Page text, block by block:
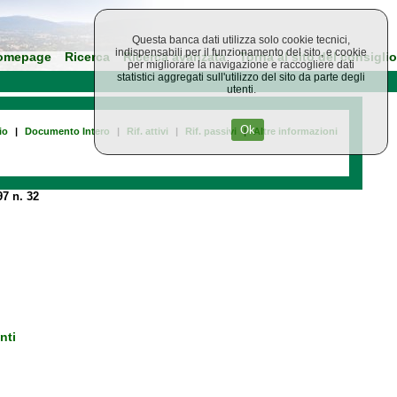
Ricerca Ricerca avanzata Torna al sito del consiglio
| Documento Intero | Rif. attivi | Rif. passivi | Altre informazioni
n. 32
Questa banca dati utilizza solo cookie tecnici,
indispensabili per il funzionamento del sito, e cookie
per migliorare la navigazione e raccogliere dati
statistici aggregati sull'utilizzo del sito da parte degli
utenti.
Ok